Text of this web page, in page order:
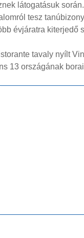
látogatásuk
tesz
évjáratra kiterjedő
tavaly nyílt
13 országának